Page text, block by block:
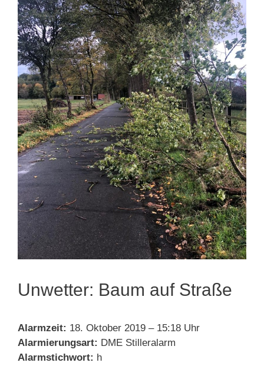
Unwetter: Baum auf Straße
Alarmzeit: 18. Oktober 2019 – 15:18 Uhr
Alarmierungsart: DME Stilleralarm
Alarmstichwort: h